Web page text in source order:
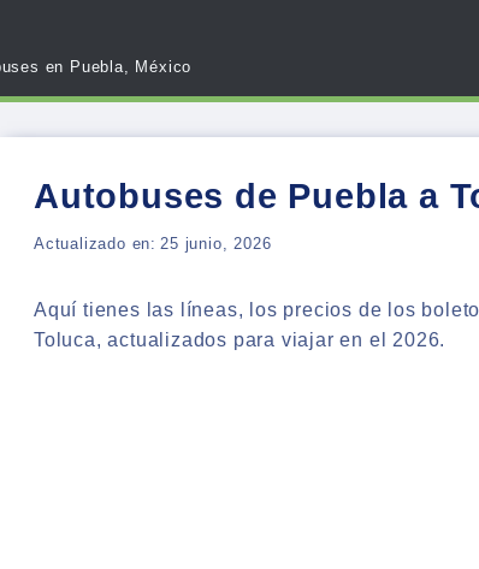
en Puebla, México
Autobuses de Puebla a
Actualizado en: 25 junio, 2026
Aquí tienes las líneas, los precios de los
Toluca, actualizados para viajar en el 2026.